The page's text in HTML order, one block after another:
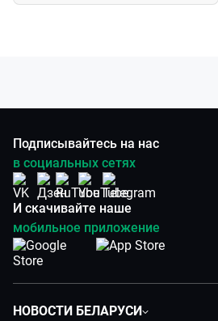
Подписывайтесь на нас
в социальных сетях
И скачивайте наше
мобильное приложение
НОВОСТИ БЕЛАРУСИ